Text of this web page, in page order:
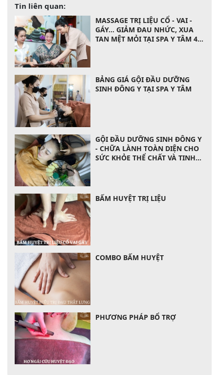
Tin liên quan:
MASSAGE TRỊ LIỆU CỔ - VAI -
GÁY... GIẢM ĐAU NHỨC, XUA
TAN MỆT MỎI TẠI SPA Y TÂM 40
BẢNG GIÁ GỘI ĐẦU DƯỠNG
SINH ĐÔNG Y TẠI SPA Y TÂM
GỘI ĐẦU DƯỠNG SINH ĐÔNG Y
- CHỮA LÀNH TOÀN DIỆN CHO
SỨC KHỎE THỂ CHẤT VÀ TINH
BẤM HUYỆT TRỊ LIỆU
COMBO BẤM HUYỆT
PHƯƠNG PHÁP BỔ TRỢ